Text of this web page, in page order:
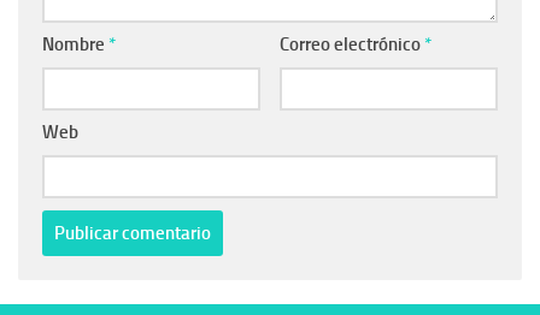
Nombre * Correo electrónico *
Web